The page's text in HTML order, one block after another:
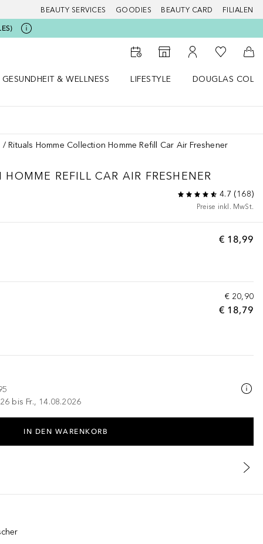
BEAUTY SERVICES GOODIES BEAUTY CARD FILIALEN
Zum Storefinder
Zu Meinem
Zu Meiner
GESUNDHEIT & WELLNESS
LIFESTYLE
DOUGLAS
Rituals Homme Collection Homme Refill Car Air Freshener
HOMME REFILL CAR AIR FRESHENER
4.7 (168)
Preise inkl. MwSt.
€ 18,99
€ 20,90
€ 18,79
bis Fr., 14.08.2026
IN DEN WARENKORB